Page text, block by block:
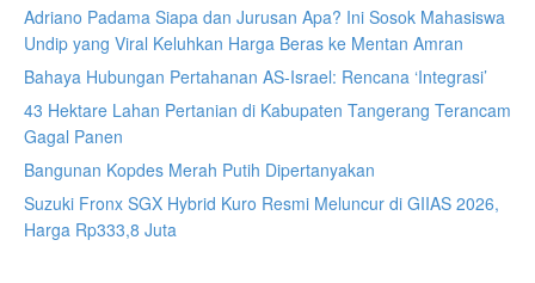
Adriano Padama Siapa dan Jurusan Apa? Ini Sosok Mahasiswa
Undip yang Viral Keluhkan Harga Beras ke Mentan Amran
Bahaya Hubungan Pertahanan AS-Israel: Rencana ‘Integrasi’
43 Hektare Lahan Pertanian di Kabupaten Tangerang Terancam
Gagal Panen
Bangunan Kopdes Merah Putih Dipertanyakan
Suzuki Fronx SGX Hybrid Kuro Resmi Meluncur di GIIAS 2026,
Harga Rp333,8 Juta